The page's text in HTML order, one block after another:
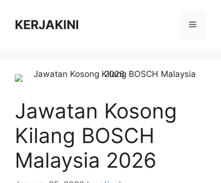
contentKERJAKINI Menu
Jawatan Kosong
Kilang BOSCH
Malaysia 2026